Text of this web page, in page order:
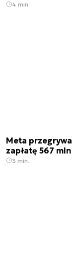
4 min.
Meta przegrywa
zapłatę 567
3 min.